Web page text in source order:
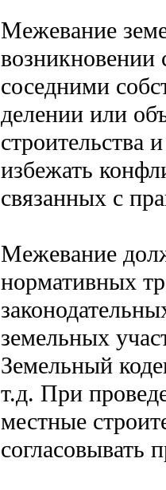
Межевание
возникновении
соседними
делении или
строительства
избежать
связанных с
Межевание
нормативных
земельных
Земельный
т.д. При
местные
согласовывать